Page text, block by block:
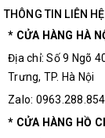
THÔNG TIN LIÊN HỆ
* CỬA HÀNG HÀ
Địa chỉ: Số 9 Ngõ
Trưng, TP. Hà Nội
Zalo: 0963.288.854
* CỬA HÀNG HỒ